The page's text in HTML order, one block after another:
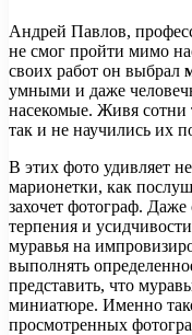
Андрей Павлов,
не смог пройти мимо
своих работ он выбрал
умными и даже
насекомые. Живя сотни
так и не научились их
В этих фото удивляет
марионетки, как
захочет фотограф.
терпения и
муравья на
выполнять
представить, что
миниатюре. Именно
просмотренных